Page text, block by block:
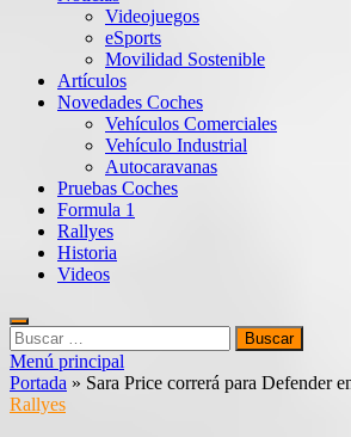
Videojuegos
eSports
Movilidad Sostenible
Artículos
Novedades Coches
Vehículos Comerciales
Vehículo Industrial
Autocaravanas
Pruebas Coches
Formula 1
Rallyes
Historia
Videos
Buscar:
Menú principal
Portada » Sara Price correrá para Defender
Rallyes